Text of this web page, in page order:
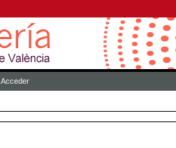
Acceder